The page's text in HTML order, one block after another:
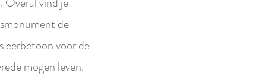
de
eerbetoon voor de
mogen leven.